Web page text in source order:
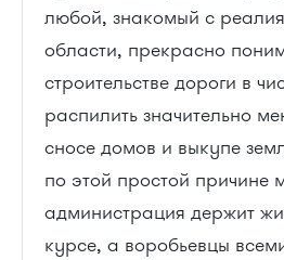
любой, знакомый с
области, прекрасно
строительстве дороги в
распилить значительно
сносе домов и выкупе
по этой простой причине
администрация держит
курсе, а воробьевцы